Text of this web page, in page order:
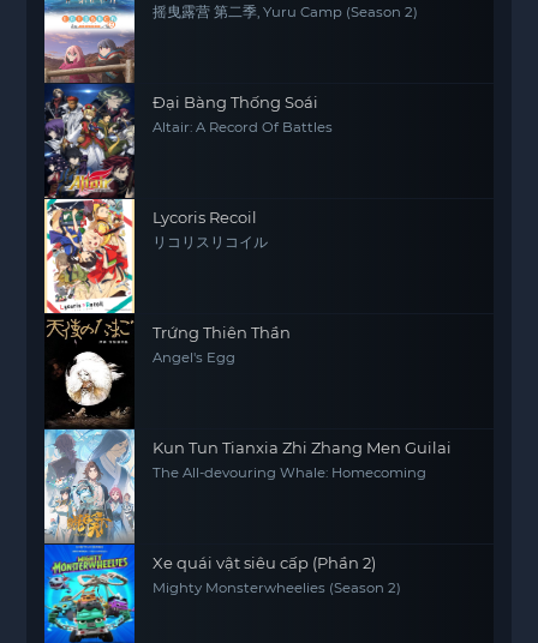
摇曳露营 第二季, Yuru Camp (Season 2)
Đại Bàng Thống Soái
Altair: A Record Of Battles
Lycoris Recoil
リコリスリコイル
Trứng Thiên Thần
Angel's Egg
Kun Tun Tianxia Zhi Zhang Men Guilai
The All-devouring Whale: Homecoming
Xe quái vật siêu cấp (Phần 2)
Mighty Monsterwheelies (Season 2)